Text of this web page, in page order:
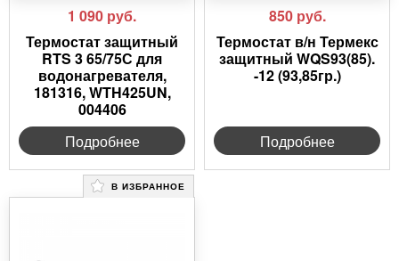
1 090 руб.
Термостат защитный
RTS 3 65/75С для
водонагревателя,
181316, WTH425UN,
004406
Подробнее
850 руб.
Термостат в/н Термекс
защитный WQS93(85).
-12 (93,85гр.)
Подробнее
В ИЗБРАННОЕ